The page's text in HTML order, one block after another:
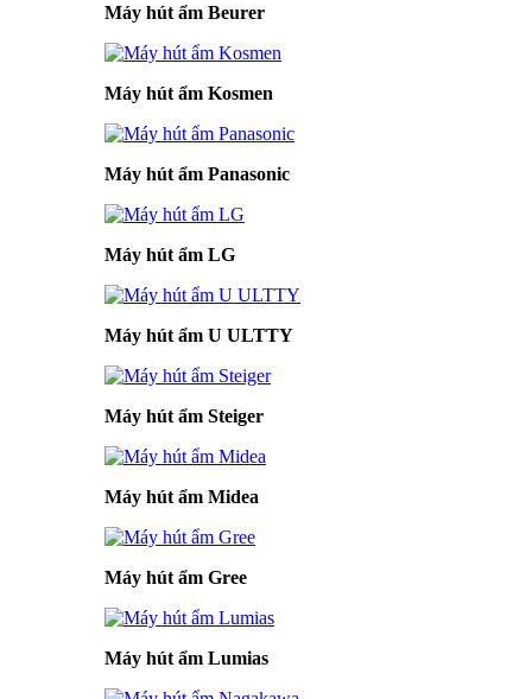
Máy hút ẩm Beurer
Máy hút ẩm Kosmen
Máy hút ẩm Panasonic
Máy hút ẩm LG
Máy hút ẩm U ULTTY
Máy hút ẩm Steiger
Máy hút ẩm Midea
Máy hút ẩm Gree
Máy hút ẩm Lumias